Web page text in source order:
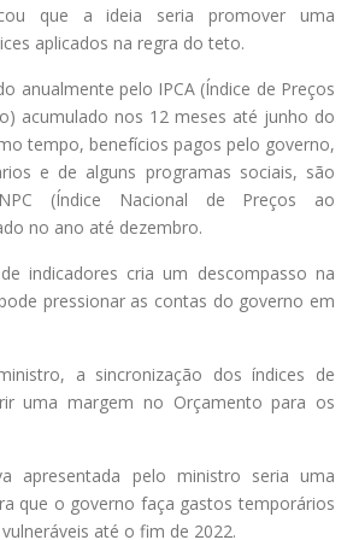
que a ideia seria promover uma
aplicados na regra do teto.
anualmente pelo IPCA (Índice de Preços
acumulado nos 12 meses até junho do
tempo, benefícios pagos pelo governo,
e de alguns programas sociais, são
(Índice Nacional de Preços ao
no ano até dezembro.
indicadores cria um descompasso na
pressionar as contas do governo em
a sincronização dos índices de
uma margem no Orçamento para os
apresentada pelo ministro seria uma
que o governo faça gastos temporários
até o fim de 2022.